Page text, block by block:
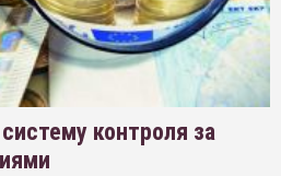
контроля за